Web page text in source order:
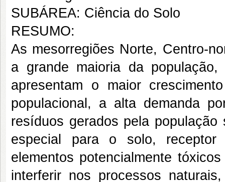
SUBÁREA: Ciência do Solo
RESUMO:
As mesorregiões Norte, Centro-
a grande maioria da
apresentam o maior
populacional, a alta demanda
resíduos gerados pela
especial para o solo,
elementos potencialmente
interferir nos processos